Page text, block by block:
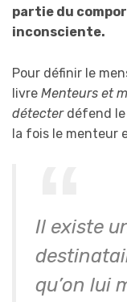
partie du
inconsciente.
Pour définir le
livre Menteurs et
détecter défend
la fois le menteur
Il existe
qu’on lui